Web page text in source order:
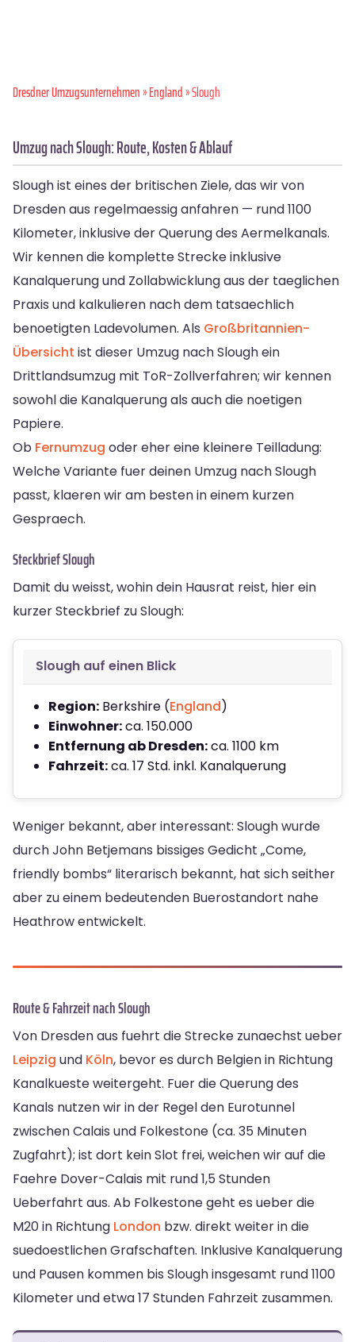
Dresdner Umzugsunternehmen»England» Slough
Umzug nach Slough: Route, Kosten & Ablauf
Slough ist eines der britischen Ziele, das wir von
Dresden aus regelmaessig anfahren — rund 1100
Kilometer, inklusive der Querung des Aermelkanals.
Wir kennen die komplette Strecke inklusive
Kanalquerung und Zollabwicklung aus der taeglichen
Praxis und kalkulieren nach dem tatsaechlich
benoetigten Ladevolumen. Als Großbritannien-
Übersicht ist dieser Umzug nach Slough ein
Drittlandsumzug mit ToR-Zollverfahren; wir kennen
sowohl die Kanalquerung als auch die noetigen
Papiere.
Ob Fernumzug oder eher eine kleinere Teilladung:
Welche Variante fuer deinen Umzug nach Slough
passt, klaeren wir am besten in einem kurzen
Gespraech.
Steckbrief Slough
Damit du weisst, wohin dein Hausrat reist, hier ein
kurzer Steckbrief zu Slough:
Slough auf einen Blick
Region: Berkshire (England)
Einwohner:ca. 150.000
Entfernung ab Dresden:ca. 1100 km
Fahrzeit:ca. 17 Std. inkl. Kanalquerung
Weniger bekannt, aber interessant: Slough wurde
durch John Betjemans bissiges Gedicht „Come,
friendly bombs“ literarisch bekannt, hat sich seither
aber zu einem bedeutenden Buerostandort nahe
Heathrow entwickelt.
Route & Fahrzeit nach Slough
Von Dresden aus fuehrt die Strecke zunaechst ueber
Leipzig und Köln, bevor es durch Belgien in Richtung
Kanalkueste weitergeht. Fuer die Querung des
Kanals nutzen wir in der Regel den Eurotunnel
zwischen Calais und Folkestone (ca. 35 Minuten
Zugfahrt); ist dort kein Slot frei, weichen wir auf die
Faehre Dover-Calais mit rund 1,5 Stunden
Ueberfahrt aus. Ab Folkestone geht es ueber die
M20 in Richtung London bzw. direkt weiter in die
suedoestlichen Grafschaften. Inklusive Kanalquerung
und Pausen kommen bis Slough insgesamt rund 1100
Kilometer und etwa 17 Stunden Fahrzeit zusammen.